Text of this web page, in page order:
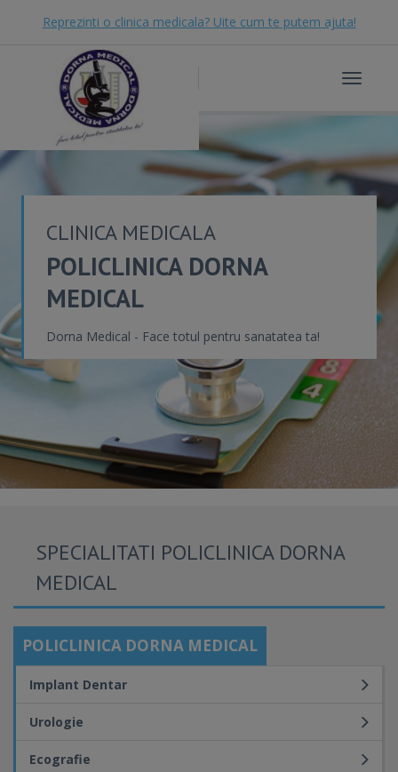
Reprezinti o clinica medicala? Uite cum te putem ajuta!
Toggle
CLINICA MEDICALA
POLICLINICA DORNA
MEDICAL
Dorna Medical - Face totul pentru sanatatea ta!
SPECIALITATI POLICLINICA DORNA
MEDICAL
POLICLINICA DORNA MEDICAL
Implant Dentar
Urologie
Ecografie